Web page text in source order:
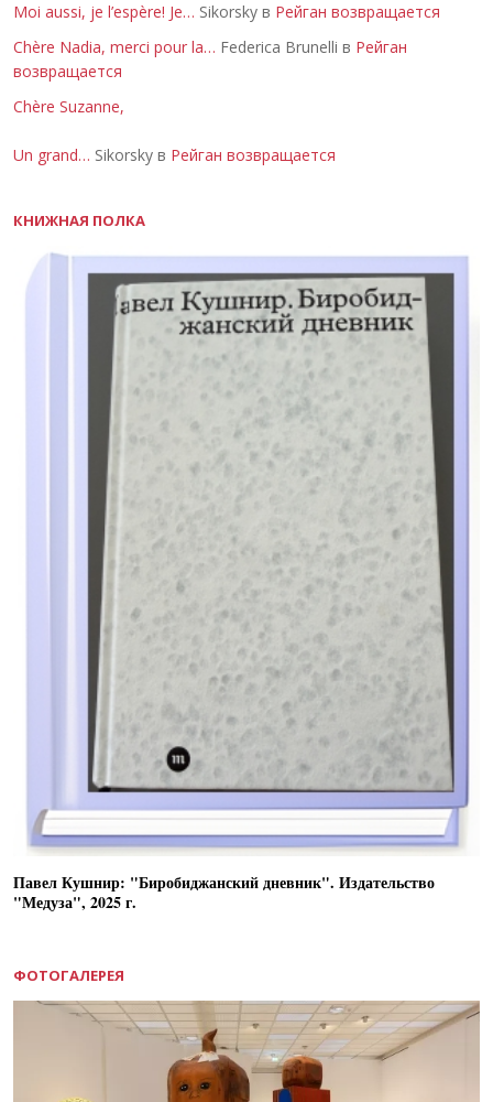
Moi aussi, je l’espère! Je… Sikorsky в Рейган возвращается
Chère Nadia, merci pour la… Federica Brunelli в Рейган
возвращается
Chère Suzanne,
Un grand… Sikorsky в Рейган возвращается
КНИЖНАЯ ПОЛКА
Павел Кушнир: "Биробиджанский дневник". Издательство
"Медуза", 2025 г.
ФОТОГАЛЕРЕЯ